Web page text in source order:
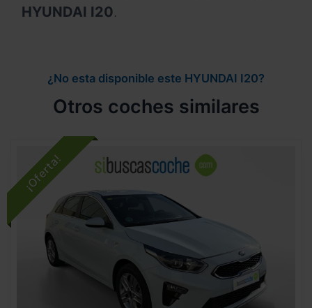
HYUNDAI I20.
¿No esta disponible este HYUNDAI I20?
Otros coches similares